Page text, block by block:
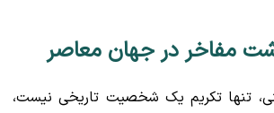
مفاخر در جهان معاصر
تنها تکریم یک شخصیت تاریخی نیست،